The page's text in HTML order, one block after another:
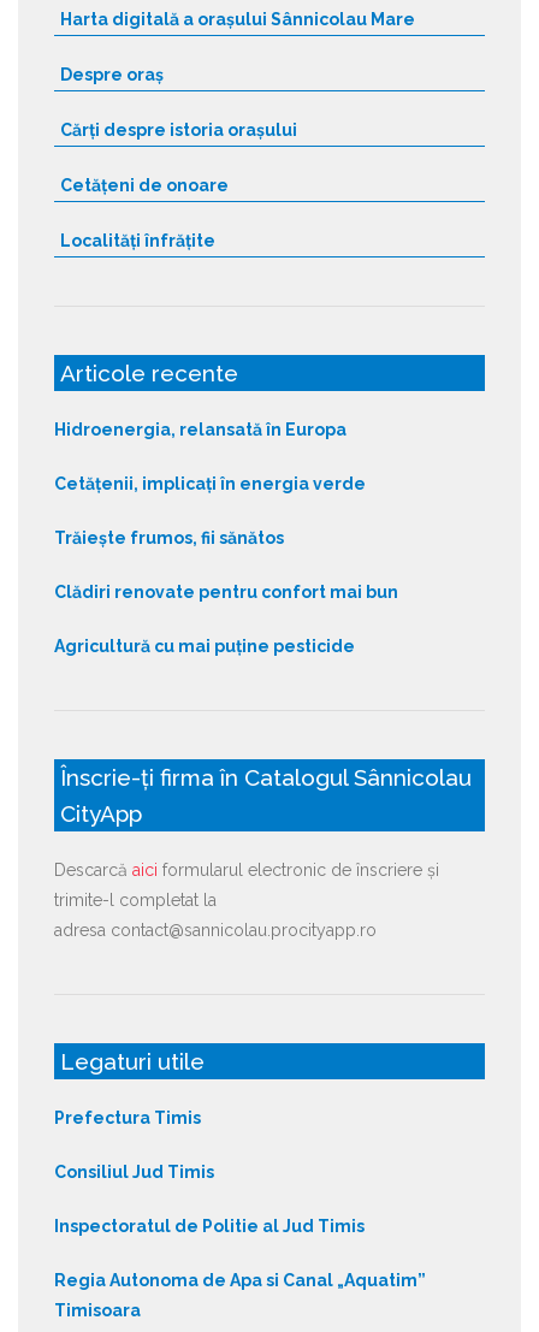
Harta digitală a orașului Sânnicolau Mare
Despre oraș
Cărți despre istoria orașului
Cetățeni de onoare
Localități înfrățite
Articole recente
Hidroenergia, relansată în Europa
Cetățenii, implicați în energia verde
Trăiește frumos, fii sănătos
Clădiri renovate pentru confort mai bun
Agricultură cu mai puține pesticide
Înscrie-ți firma în Catalogul Sânnicolau
CityApp
Descarcă aici formularul electronic de înscriere și
trimite-l completat la
adresa contact@sannicolau.procityapp.ro
Legaturi utile
Prefectura Timis
Consiliul Jud Timis
Inspectoratul de Politie al Jud Timis
Regia Autonoma de Apa si Canal „Aquatim”
Timisoara